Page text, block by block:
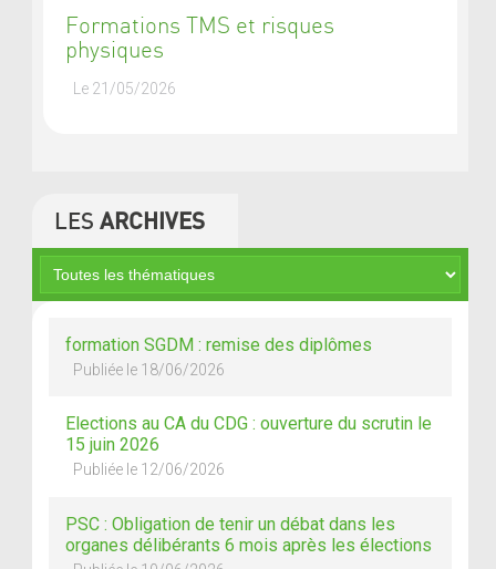
Formations TMS et risques
physiques
Le 21/05/2026
LES ARCHIVES
formation SGDM : remise des diplômes
Publiée le 18/06/2026
Elections au CA du CDG : ouverture du scrutin le
15 juin 2026
Publiée le 12/06/2026
PSC : Obligation de tenir un débat dans les
organes délibérants 6 mois après les élections